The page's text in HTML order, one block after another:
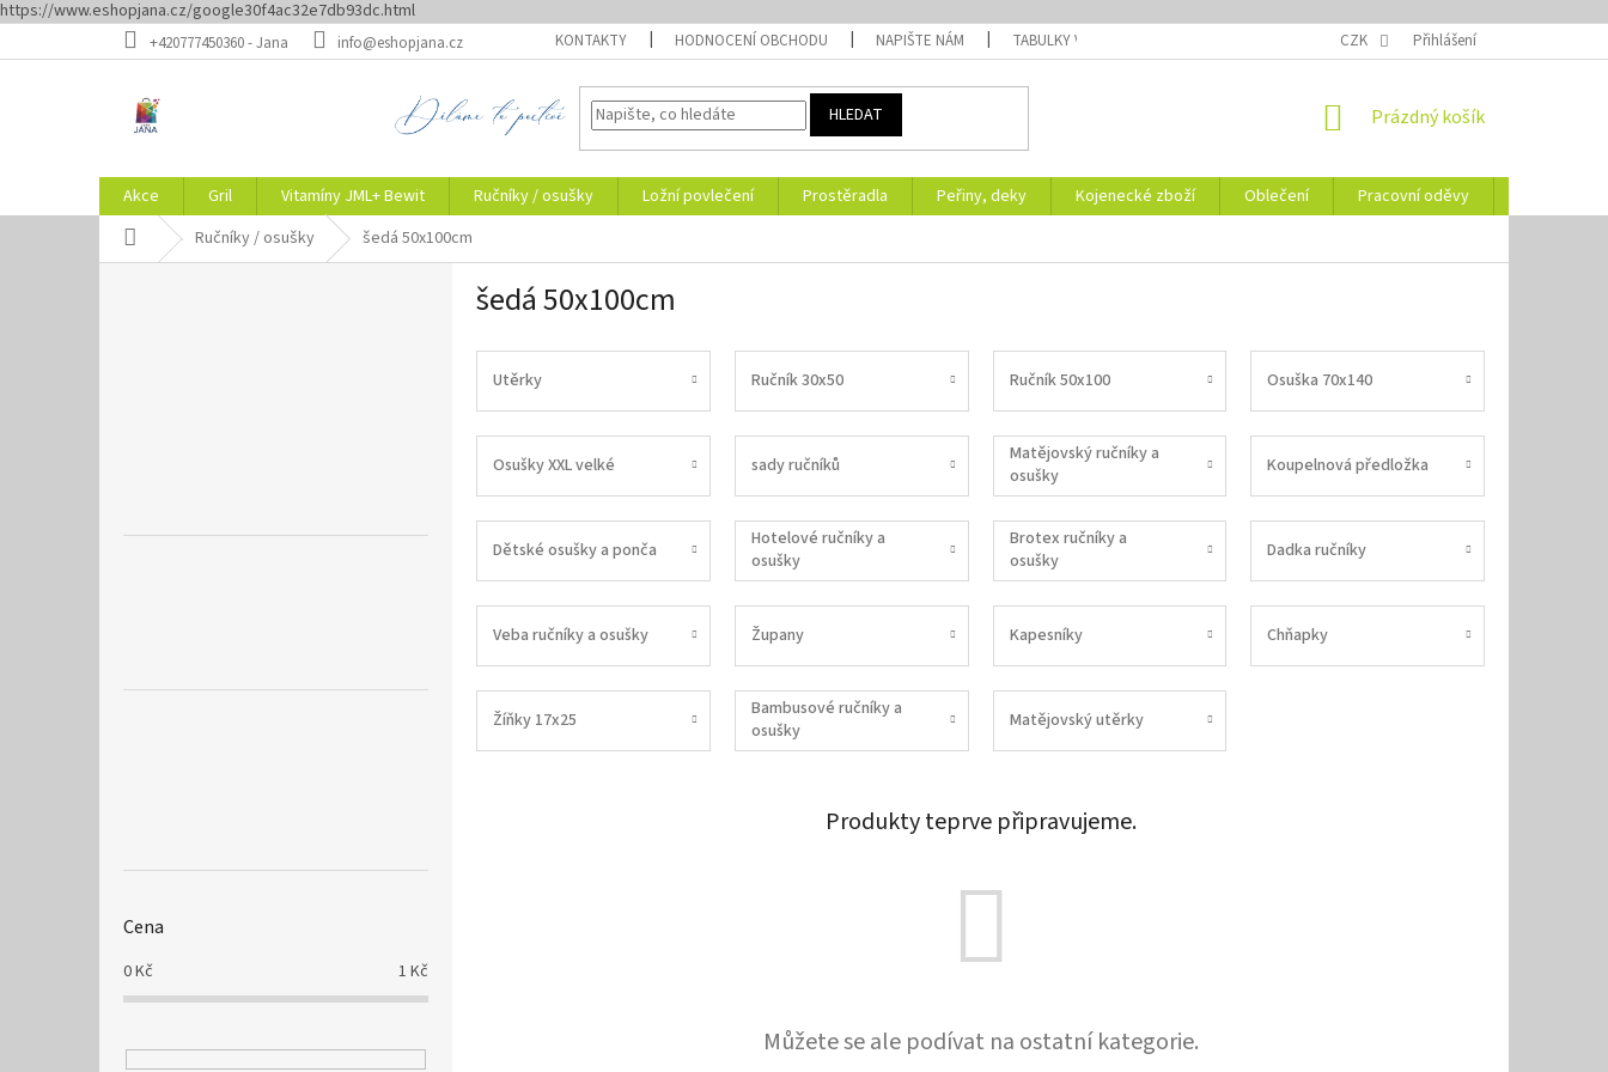
https://www.eshopjana.cz/google30f4ac32e7db93dc.html
na
+420777450360 - Jana info@eshopjana.cz KONTAKTY HODNOCENÍ OBCHODU NAPIŠTE NÁM TABULKY VELIKOSTÍ NÁVODY NA ÚDRŽBU
CZK Přihlášení
HLEDAT
NÁKUPNÍ
Prázdný košík
Akce Gril Vitamíny JML+ Bewit Ručníky / osušky Ložní povlečení Prostěradla Peřiny, deky Kojenecké zboží Oblečení Pracovní oděvy
Domů Ručníky / osušky šedá 50x100cm
Cena
0Kč 1 Kč
šedá 50x100cm
Utěrky Ručník 30x50 Ručník 50x100 Osuška 70x140
Osušky XXL velké sady ručníků
Matějovský ručníky a
osušky
Koupelnová předložka
Dětské osušky a ponča
Hotelové ručníky a
osušky
Brotex ručníky a
osušky
Dadka ručníky
Veba ručníky a osušky Župany Kapesníky Chňapky
Žíňky 17x25
Bambusové ručníky a
osušky
Matějovský utěrky
Produkty teprve připravujeme.
Můžete se ale podívat na ostatní kategorie.